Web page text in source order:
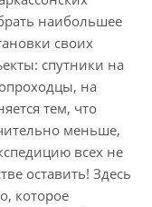
наибольшее
своих
спутники на
на
тем, что
меньше,
всех не
оставить! Здесь
которое